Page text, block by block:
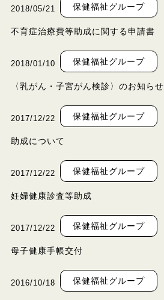
2018/05/21 保健福祉グループ
不育症治療費等助成に関する申請書
2018/01/10 保健福祉グループ
〈乳がん・子宮がん検診〉のお知らせ
2017/12/22 保健福祉グループ
助成について
2017/12/22 保健福祉グループ
妊婦健康診査等助成
2017/12/22 保健福祉グループ
母子健康手帳交付
2016/10/18 保健福祉グループ